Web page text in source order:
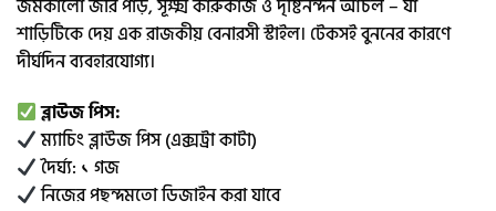
জমকালো জরি পাড়, সূক্ষ্ম কারুকাজ ও দৃষ্টিনন্দন আঁচল – যা
শাড়িটিকে দেয় এক রাজকীয় বেনারসী স্টাইল। টেকসই বুননের কারণে
দীর্ঘদিন ব্যবহারযোগ্য।
ব্লাউজ পিস:
ম্যাচিং ব্লাউজ পিস (এক্সট্রা কাটা)
দৈর্ঘ্য: ১ গজ
নিজের পছন্দমতো ডিজাইন করা যাবে